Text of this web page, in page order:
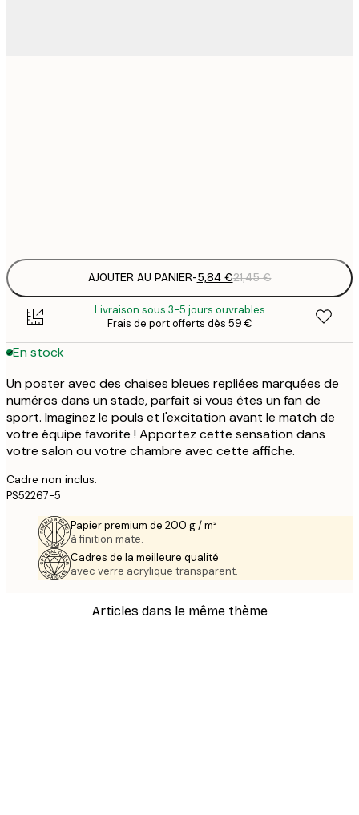
AJOUTER AU PANIER-5,84 €21,45 €
Livraison sous 3-5 jours ouvrables
Frais de port offerts dès 59 €
En stock
Un poster avec des chaises bleues repliées marquées de
numéros dans un stade, parfait si vous êtes un fan de
sport. Imaginez le pouls et l'excitation avant le match de
votre équipe favorite ! Apportez cette sensation dans
votre salon ou votre chambre avec cette affiche.
Cadre non inclus.
PS52267-5
Papier premium de 200 g / m²
à finition mate.
Cadres de la meilleure qualité
avec verre acrylique transparent.
Articles dans le même thème